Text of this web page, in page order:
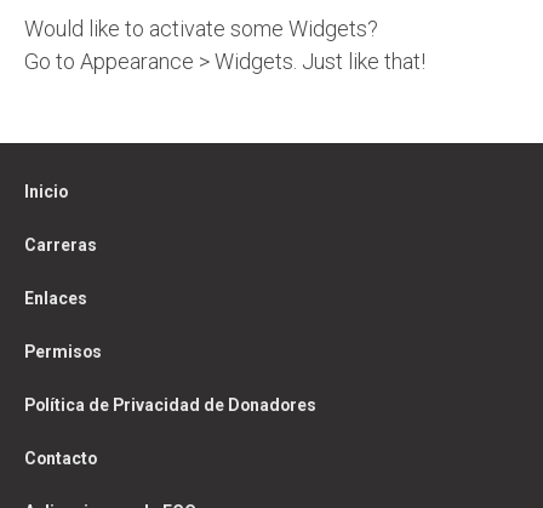
Would like to activate some Widgets?
Go to Appearance > Widgets. Just like that!
Inicio
Carreras
Enlaces
Permisos
Política de Privacidad de Donadores
Contacto